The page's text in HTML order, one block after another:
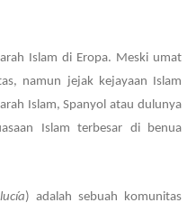
Islam di Eropa. Meski umat
namun jejak kejayaan Islam
Islam, Spanyol atau dulunya
Islam terbesar di benua
) adalah sebuah komunitas